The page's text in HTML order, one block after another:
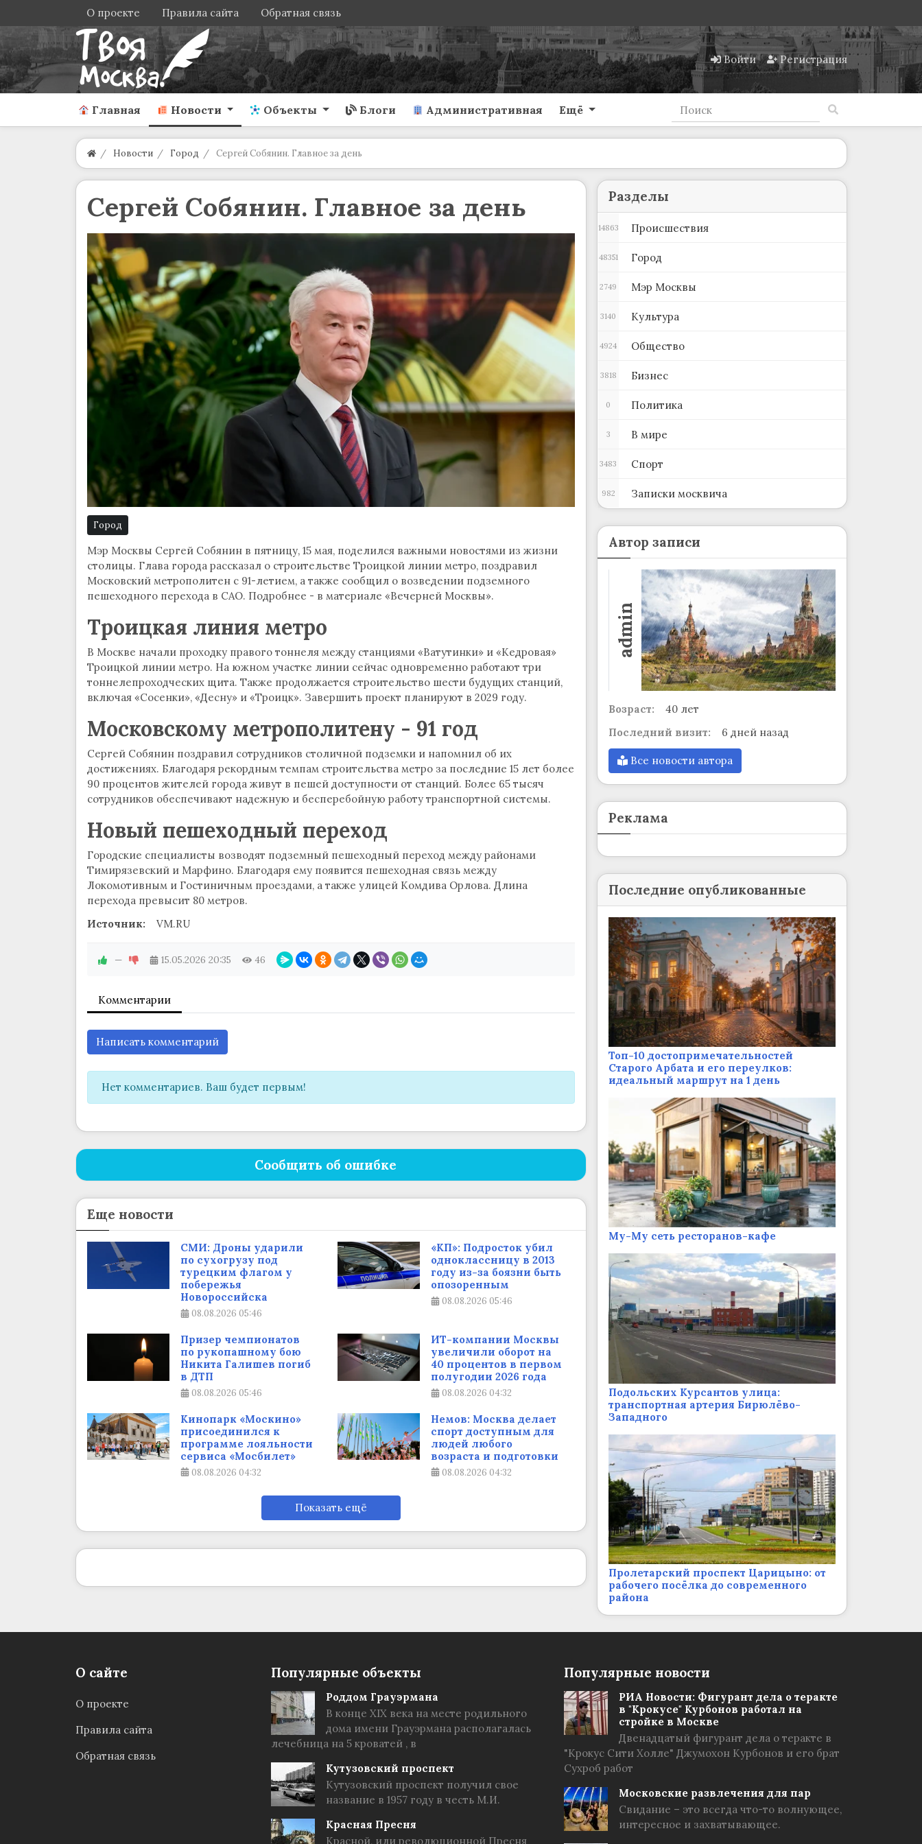
О проекте Правила сайта Обратная связь
Войти Регистрация
Главная Новости Объекты Блоги Административная Ещё
Новости Город Сергей Собянин. Главное за день
Сергей Собянин. Главное за день
Город
Мэр Москвы Сергей Собянин в пятницу, 15 мая, поделился важными новостями из жизни
столицы. Глава города рассказал о строительстве Троицкой линии метро, поздравил
Московский метрополитен с 91-летием, а также сообщил о возведении подземного
пешеходного перехода в САО. Подробнее - в материале «Вечерней Москвы».
Троицкая линия метро
В Москве начали проходку правого тоннеля между станциями «Ватутинки» и «Кедровая»
Троицкой линии метро. На южном участке линии сейчас одновременно работают три
тоннелепроходческих щита. Также продолжается строительство шести будущих станций,
включая «Сосенки», «Десну» и «Троицк». Завершить проект планируют в 2029 году.
Московскому метрополитену - 91 год
Сергей Собянин поздравил сотрудников столичной подземки и напомнил об их
достижениях. Благодаря рекордным темпам строительства метро за последние 15 лет более
90 процентов жителей города живут в пешей доступности от станций. Более 65 тысяч
сотрудников обеспечивают надежную и бесперебойную работу транспортной системы.
Новый пешеходный переход
Городские специалисты возводят подземный пешеходный переход между районами
Тимирязевский и Марфино. Благодаря ему появится пешеходная связь между
Локомотивным и Гостиничным проездами, а также улицей Комдива Орлова. Длина
перехода превысит 80 метров.
Источник:
VM.RU
— 15.05.2026 20:35 46
Комментарии
Написать комментарий
Нет комментариев. Ваш будет первым!
Сообщить об ошибке
Еще новости
СМИ: Дроны ударили
по сухогрузу под
турецким флагом у
побережья
Новороссийска
08.08.2026 05:46
«КП»: Подросток убил
одноклассницу в 2013
году из-за боязни быть
опозоренным
08.08.2026 05:46
Призер чемпионатов
по рукопашному бою
Никита Галишев погиб
в ДТП
08.08.2026 05:46
ИТ-компании Москвы
увеличили оборот на
40 процентов в первом
полугодии 2026 года
08.08.2026 04:32
Кинопарк «Москино»
присоединился к
программе лояльности
сервиса «Мосбилет»
08.08.2026 04:32
Немов: Москва делает
спорт доступным для
людей любого
возраста и подготовки
08.08.2026 04:32
Показать ещё
Разделы
Происшествия
14863
Город
48351
Мэр Москвы
2749
Культура
3140
Общество
4924
Бизнес
3818
Политика
0
В мире
3
Спорт
3483
Записки москвича
982
Автор записи
admin
Возраст:
40 лет
Последний визит:
6 дней назад
Все новости автора
Реклама
Последние опубликованные
Топ-10 достопримечательностей
Старого Арбата и его переулков:
идеальный маршрут на 1 день
Му-Му сеть ресторанов-кафе
Подольских Курсантов улица:
транспортная артерия Бирюлёво-
Западного
Пролетарский проспект Царицыно: от
рабочего посёлка до современного
района
О сайте
О проекте
Правила сайта
Обратная связь
Популярные объекты
Роддом Грауэрмана
В конце XIX века на месте родильного
дома имени Грауэрмана располагалась
лечебница на 5 кроватей , в
Кутузовский проспект
Кутузовский проспект получил свое
название в 1957 году в честь М.И.
Красная Пресня
Красной, или революционной Пресня
Популярные новости
РИА Новости: Фигурант дела о теракте
в "Крокусе" Курбонов работал на
стройке в Москве
Двенадцатый фигурант дела о теракте в
"Крокус Сити Холле" Джумохон Курбонов и его брат
Сухроб работ
Московские развлечения для пар
Свидание – это всегда что-то волнующее,
интересное и захватывающее.